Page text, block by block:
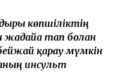
көпшіліктің
тап болған
қарау мүмкін
инсульт